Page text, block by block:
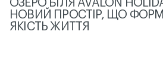
ОЗЕРО БІЛЯ AVALON
НОВИЙ ПРОСТІР, ЩО
ЯКІСТЬ ЖИТТЯ